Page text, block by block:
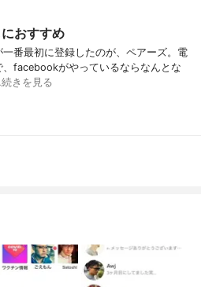
おすすめ
番最初に登録したのが、ペアーズ。電
facebookがやっているならなんとな
続きを見る